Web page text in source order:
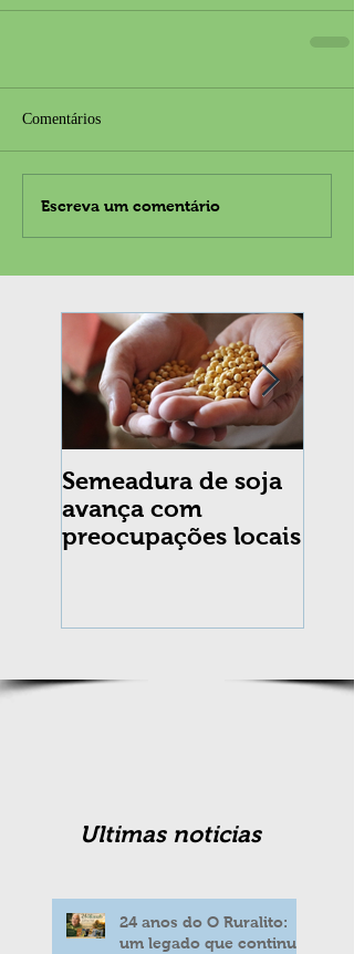
Semeadura de soja
avança com
preocupações locais
Comentários
Escreva um comentário
Ultimas noticias
24 anos do O Ruralito:
um legado que continua